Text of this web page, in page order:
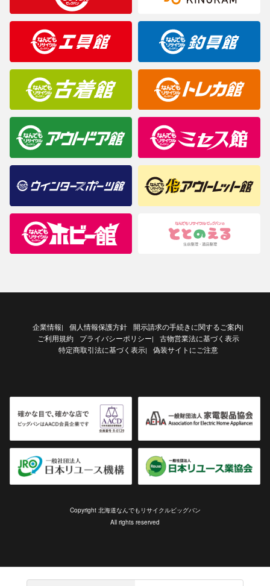
製造元が定めたカラー名と異なることもあります。色調などご不
明なことがありましたらご購入前にお問い合わせください。
商品について
企業情報| 個人情報保護方針 開示請求の手続きに関するご案内|
ご利用規約 プライバシーポリシー|
古物営業法に基づく表示
特定商取引法に基づく表示| 偽装サイトにご注意
Copyright 北海道なんでもリサイクルビッグバン
All rights reserved